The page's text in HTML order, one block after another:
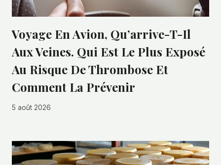
Voyage En Avion, Qu’arrive-T-Il
Aux Veines. Qui Est Le Plus Exposé
Au Risque De Thrombose Et
Comment La Prévenir
5 août 2026